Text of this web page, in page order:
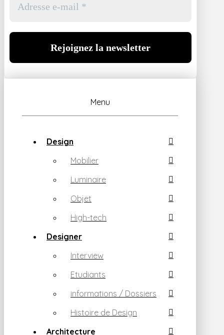
Menu
Design
Mobilier
Luminaire
Objet
High-tech
Designer
Interview
Etudiants
informations / Dossiers
Histoire de Design
Architecture